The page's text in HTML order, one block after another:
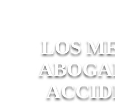
LOS